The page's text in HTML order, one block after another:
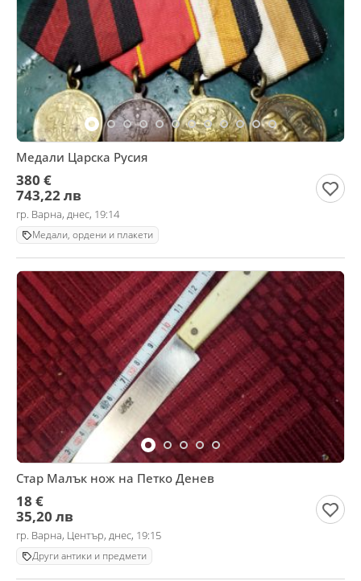
Медали Царска Русия
380 €
743,22 лв
гр. Варна, днес, 19:14
Медали, ордени и плакети
Стар Малък нож на Петко Денев
18 €
35,20 лв
гр. Варна, Център, днес, 19:15
Други антики и предмети